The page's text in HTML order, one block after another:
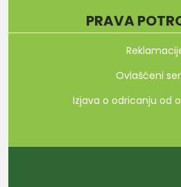
PRAVA
Ovlašćeni
Izjava o odricanju od